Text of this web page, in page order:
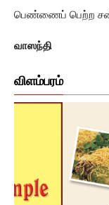
பெண்ணைப் பெற்ற
வாஸந்தி
விளம்பரம்